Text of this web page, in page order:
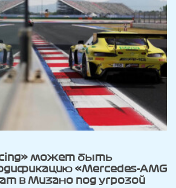
может быть
«Mercedes-AMG
в Мизано под угрозой